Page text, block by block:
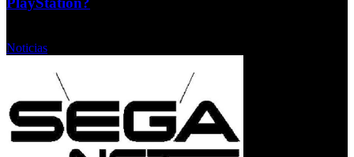
Noticias